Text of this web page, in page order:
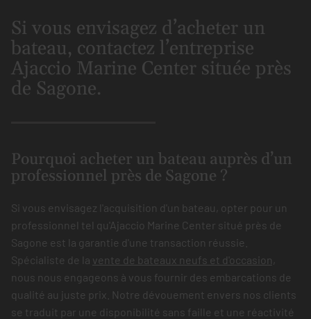
Si vous envisagez d’acheter un
bateau, contactez l’entreprise
Ajaccio Marine Center située près
de Sagone.
Pourquoi acheter un bateau auprès d’un
professionnel près de Sagone ?
Si vous envisagez l'acquisition d'un bateau, opter pour un
professionnel tel qu'Ajaccio Marine Center situé près de
Sagone est la garantie d'une transaction réussie.
Spécialiste de la vente de bateaux neufs et d'occasion,
nous nous engageons à vous fournir des embarcations de
qualité au juste prix. Notre dévouement envers nos clients
se traduit par une disponibilité sans faille et une réactivité